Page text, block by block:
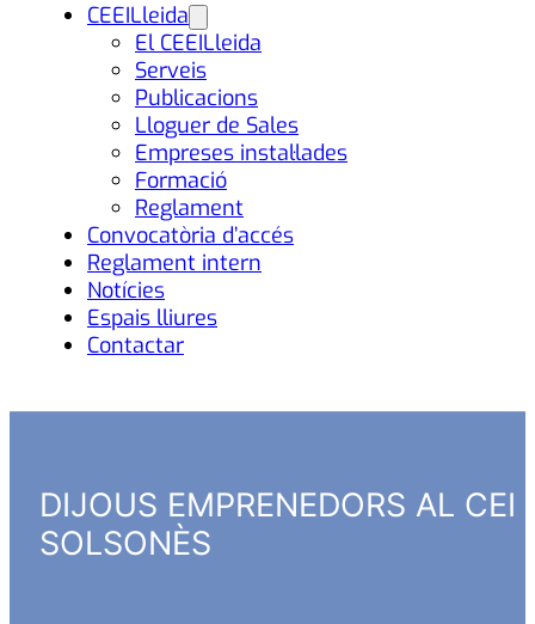
CEEILleida
El CEEILleida
Serveis
Publicacions
Lloguer de Sales
Empreses instal·lades
Formació
Reglament
Convocatòria d’accés
Reglament intern
Notícies
Espais lliures
Contactar
DIJOUS EMPRENEDORS AL CEI
SOLSONÈS